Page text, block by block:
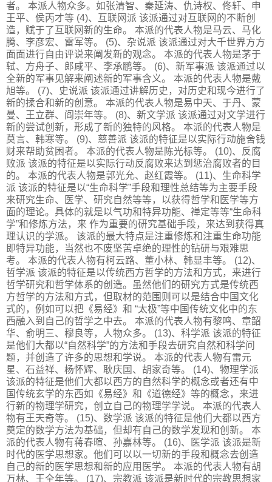
者。 本派人物众多。如张清智、秦延涛、仇诗权、佟轩、申
王平、侯丙才等 (4)、互联网派 该派通过对互联网的不断创
造，赋于了互联网新的生命。 本派的代表人物是马云、马化
腾、李彦宏、雷军等。 (5)、杂说派 该派通过对大千世界方方
面面进行自由评说来阐发新的观念。 本派的代表人物是茅于
轼、方舟子、郎咸平、李承鹏等。 (6)、新军事派 该派通过以
全新的军事见解来阐述新的军事含义。 本派的代表人物是戴
旭等。 (7)、史说派 该派通过讲解历史，对历史和现今进行了
新的揉合和新的创意。 本派的代表人物是易中天、于丹、蒙
曼、王立群、阎崇年等。 (8)、新文学派 该派通过对文学进行
新的尝试创新，形成了新的独特的风格。 本派的代表人物是
莫言、韩寒等。 (9)、慈善派 该派的特征是以实际行动施舍钱
财来帮助贫困者。 本派的代表人物是陈光标等。 (10)、反腐
败派 该派的特征是以实际行动反腐败来达到惩治腐败者的目
的。 本派的代表人物是郭光允、赵红霞等。 (11)、生命科学
派 该派的特征是以“生命科学”手段和理性总结等为主要手段
来研究生命、医学、研究自然等等，以获得哲学和医学等方
面的理论。具体的就是以气功和特异功能、禅定等等“生命科
学”和修炼方法，来 作为重要的研究基础手段，来达到获得真
理认识的学派。 该派的最大特点是注重修炼和注重生命功能
即特异功能，当然也不废坚苦卓绝的理性的钻研与艰难思
考。 本派的代表人物有柯云路、董小林、韩显丰等。 (12)、
哲学派 该派的特征是以传统西方哲学的方法和方式，来进行
哲学研究和哲学体系的创造。虽然他们的研究方式是传统西
方哲学的方法和方式，但取材的范围则可以是结合中国文化
式的，例如可以把《易经》和 “太极”等中国传统文化中的东
西融入到自己的哲学之中去。 本派的代表人物有黎鸣、章韶
华、俞明三、穆良等，人物众多。 (13)、科学派 该派的特征
是他们大都以“自然科学”的方法和手段去研究自然和科学问
题，并创造了许多的思想和学说。 本派的代表人物有雷元
星、石益祥、杨怀辉、耿庆国、胡家奇等。 (14)、物理学派
该派的特征是他们大都以西方的自然科学的概念或者还有中
国传统玄学的东西如《易经》和《道德经》等的概念，来进
行新的物理学研究，创立自己的物理学学说。 本派的代表人
物有王天奇等。 (15)、数学派 该派的特征是他们大都以西方
奠定的数学方法为基础，但却有自己的数学发现和创新。 本
派的代表人物有蒋春暄、孙嘉林等。 (16)、医学派 该派是新
时代的医学思想家。他们可以以一切新的手段和概念去创造
自己的新的医学思想和新的应用医学。 本派的代表人物有胡
万林、王全年等。 (17)、宗教派 该派是新时代的宗教思想家